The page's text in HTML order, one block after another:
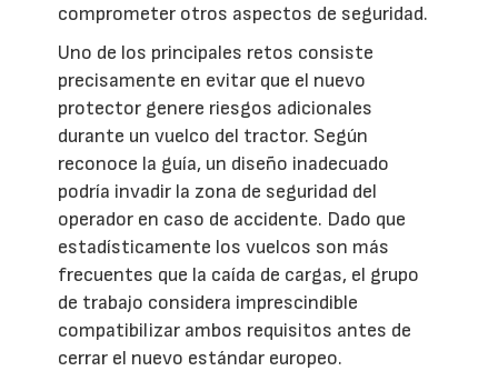
comprometer otros aspectos de seguridad.
Uno de los principales retos consiste
precisamente en evitar que el nuevo
protector genere riesgos adicionales
durante un vuelco del tractor. Según
reconoce la guía, un diseño inadecuado
podría invadir la zona de seguridad del
operador en caso de accidente. Dado que
estadísticamente los vuelcos son más
frecuentes que la caída de cargas, el grupo
de trabajo considera imprescindible
compatibilizar ambos requisitos antes de
cerrar el nuevo estándar europeo.